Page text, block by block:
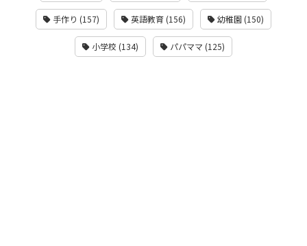
手作り (157) 英語教育 (156) 幼稚園 (150)
小学校 (134) パパママ (125)